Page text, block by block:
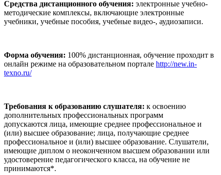
Средства дистанционного обучения: электронные учебно-
методические комплексы, включающие электронные
учебники, учебные пособия, учебные видео-, аудиозаписи.
Форма обучения: 100% дистанционная, обучение проходит в
онлайн режиме на образовательном портале http://new.in-
texno.ru/
Требования к образованию слушателя: к освоению
дополнительных профессиональных программ
допускаются лица, имеющие среднее профессиональное и
(или) высшее образование; лица, получающие среднее
профессиональное и (или) высшее образование. Слушатели,
имеющие диплом о неоконченном высшем образовании или
удостоверение педагогического класса, на обучение не
принимаются*.